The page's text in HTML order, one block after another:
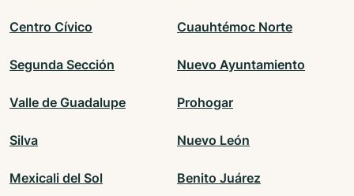
Centro Cívico Cuauhtémoc Norte
Segunda Sección Nuevo Ayuntamiento
Valle de Guadalupe Prohogar
Silva Nuevo León
Mexicali del Sol Benito Juárez